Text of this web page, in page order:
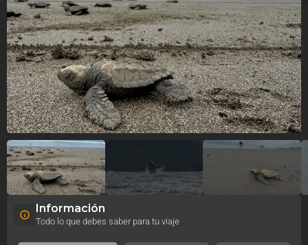
Información
Todo lo que debes saber para tu viaje